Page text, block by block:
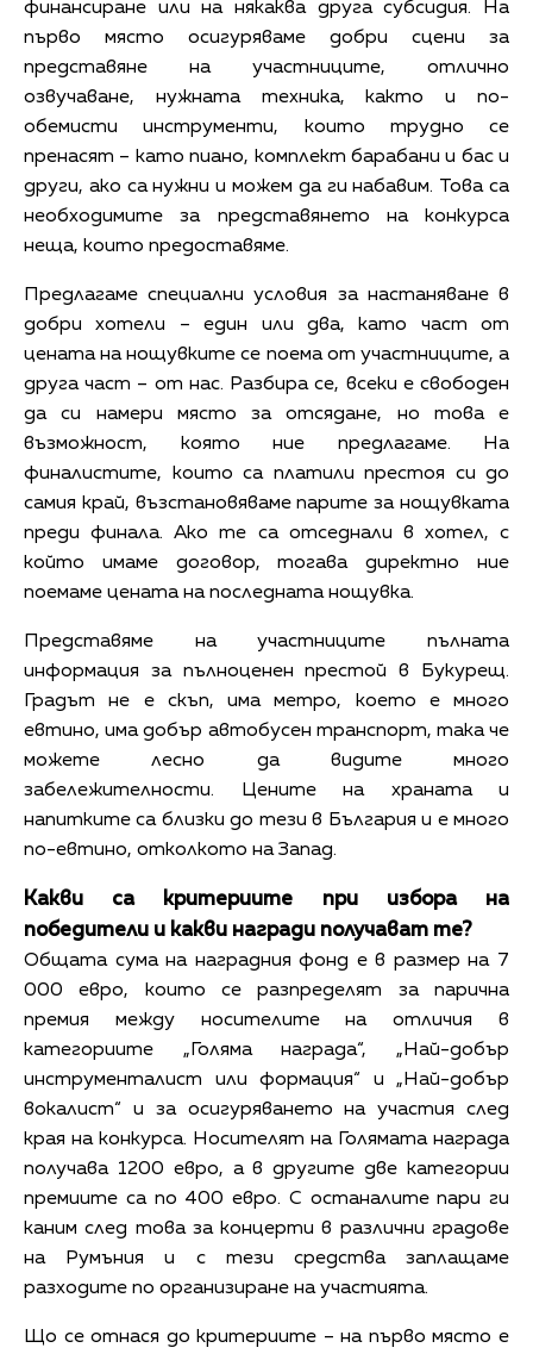
финансиране или на някаква друга субсидия. На
първо място осигуряваме добри сцени за
представяне на участниците, отлично
озвучаване, нужната техника, както и по-
обемисти инструменти, които трудно се
пренасят – като пиано, комплект барабани и бас и
други, ако са нужни и можем да ги набавим. Това са
необходимите за представянето на конкурса
неща, които предоставяме.
Предлагаме специални условия за настаняване в
добри хотели – един или два, като част от
цената на нощувките се поема от участниците, а
друга част – от нас. Разбира се, всеки е свободен
да си намери място за отсядане, но това е
възможност, която ние предлагаме. На
финалистите, които са платили престоя си до
самия край, възстановяваме парите за нощувката
преди финала. Ако те са отседнали в хотел, с
който имаме договор, тогава директно ние
поемаме цената на последната нощувка.
Представяме на участниците пълната
информация за пълноценен престой в Букурещ.
Градът не е скъп, има метро, което е много
евтино, има добър автобусен транспорт, така че
можете лесно да видите много
забележителности. Цените на храната и
напитките са близки до тези в България и е много
по-евтино, отколкото на Запад.
Какви са критериите при избора на
победители и какви награди получават те?
Общата сума на наградния фонд е в размер на 7
000 евро, които се разпределят за парична
премия между носителите на отличия в
категориите „Голяма награда“, „Най-добър
инструменталист или формация“ и „Най-добър
вокалист“ и за осигуряването на участия след
края на конкурса. Носителят на Голямата награда
получава 1200 евро, а в другите две категории
премиите са по 400 евро. С останалите пари ги
каним след това за концерти в различни градове
на Румъния и с тези средства заплащаме
разходите по организиране на участията.
Що се отнася до критериите – на първо място е